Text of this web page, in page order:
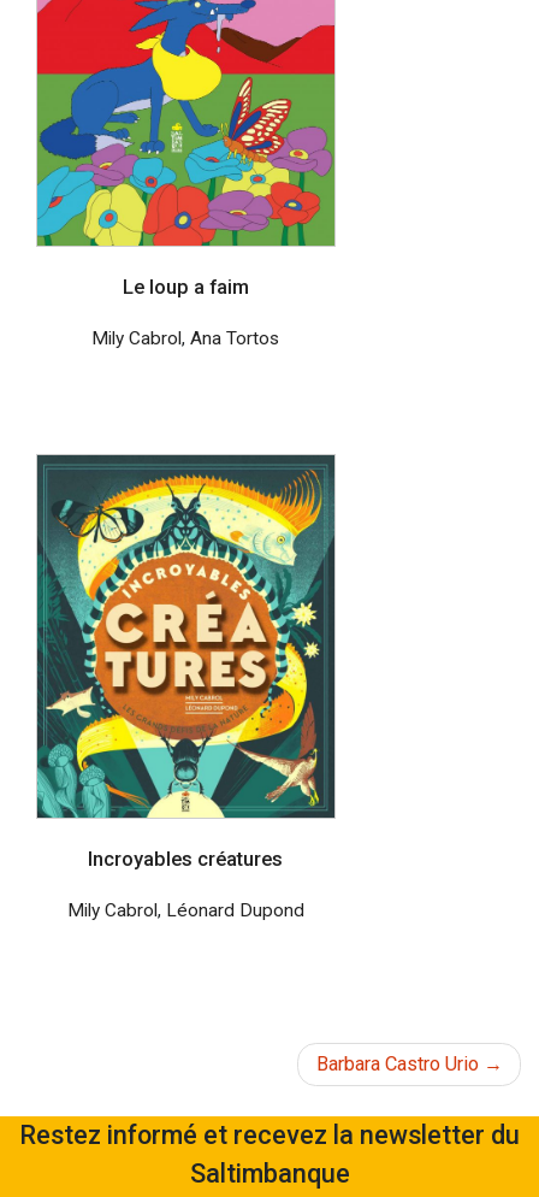
Le loup a faim
Mily Cabrol,Ana Tortos
Incroyables créatures
Mily Cabrol, Léonard Dupond
Navigation
de
Barbara Castro Urio
Restez informé et recevez la newsletter du
Saltimbanque